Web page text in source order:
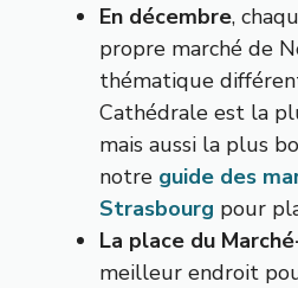
En décembre,
propre marché de
thématique
Cathédrale est la
mais aussi la plus
notre guide des
Strasbourg pour
La place du
meilleur endroit